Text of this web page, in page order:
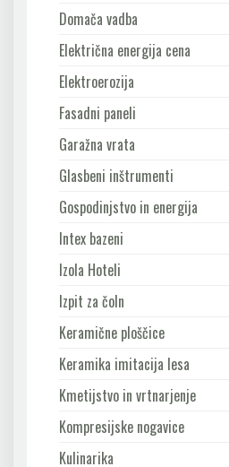
Domača vadba
Električna energija cena
Elektroerozija
Fasadni paneli
Garažna vrata
Glasbeni inštrumenti
Gospodinjstvo in energija
Intex bazeni
Izola Hoteli
Izpit za čoln
Keramične ploščice
Keramika imitacija lesa
Kmetijstvo in vrtnarjenje
Kompresijske nogavice
Kulinarika